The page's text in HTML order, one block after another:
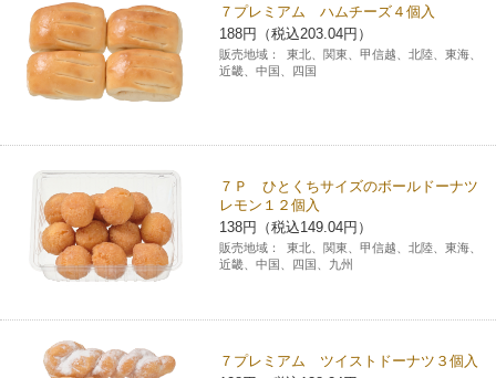
７プレミアム ハムチーズ４個入
188円（税込203.04円）
販売地域：
東北、関東、甲信越、北陸、東海、
近畿、中国、四国
７Ｐ ひとくちサイズのボールドーナツ
レモン１２個入
138円（税込149.04円）
販売地域：
東北、関東、甲信越、北陸、東海、
近畿、中国、四国、九州
７プレミアム ツイストドーナツ３個入